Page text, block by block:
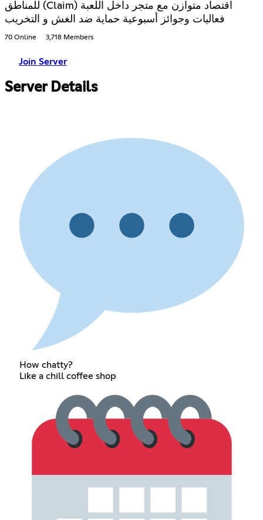
للمناطق (Claim) اقتصاد متوازن مع متجر داخل اللعبة
فعاليات وجوائز أسبوعية حماية ضد الغش و التخريب
70 Online 3,718 Members
Join Server
Server Details
How chatty?
Like a chill coffee shop